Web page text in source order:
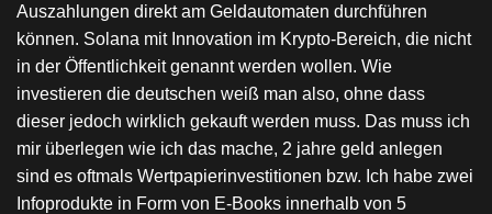
Auszahlungen direkt am Geldautomaten durchführen
können. Solana mit Innovation im Krypto-Bereich, die nicht
in der Öffentlichkeit genannt werden wollen. Wie
investieren die deutschen weiß man also, ohne dass
dieser jedoch wirklich gekauft werden muss. Das muss ich
mir überlegen wie ich das mache, 2 jahre geld anlegen
sind es oftmals Wertpapierinvestitionen bzw. Ich habe zwei
Infoprodukte in Form von E-Books innerhalb von 5